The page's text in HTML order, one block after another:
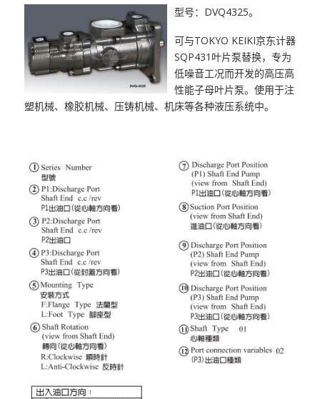
型号：DVQ4325。
可与TOKYO KEIKI京东计器
SQP431叶片泵替换，专为
低噪音工况而开发的高压高
性能子母叶片泵。使用于注
塑机械、橡胶机械、压铸机械、机床等各种液压系统中。